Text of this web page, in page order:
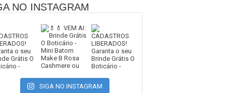
NO INSTAGRAM
SIGA NO INSTAGRAM